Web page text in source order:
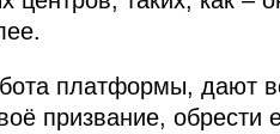
платформы, дают
призвание,